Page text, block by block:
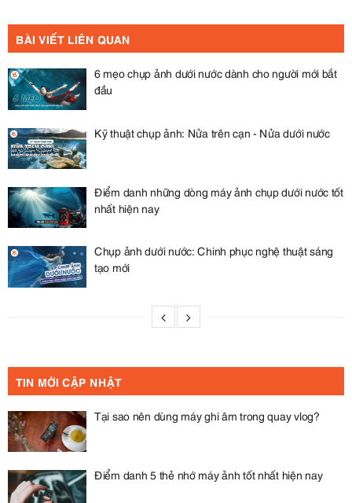
BÀI VIẾT LIÊN QUAN
6 mẹo chụp ảnh dưới nước dành cho người mới bắt
đầu
Kỹ thuật chụp ảnh: Nửa trên cạn - Nửa dưới nước
Điểm danh những dòng máy ảnh chụp dưới nước tốt
nhất hiện nay
Chụp ảnh dưới nước: Chinh phục nghệ thuật sáng
tạo mới
TIN MỚI CẬP NHẬT
Tại sao nên dùng máy ghi âm trong quay vlog?
Điểm danh 5 thẻ nhớ máy ảnh tốt nhất hiện nay